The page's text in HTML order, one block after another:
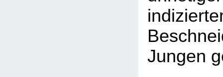
Jungen